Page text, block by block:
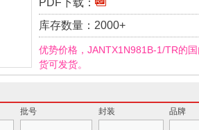
PDF下载：
库存数量： 2000+
优势价格，JANTX1N981B-1/TR的
货可发货。
批号 封装 品牌